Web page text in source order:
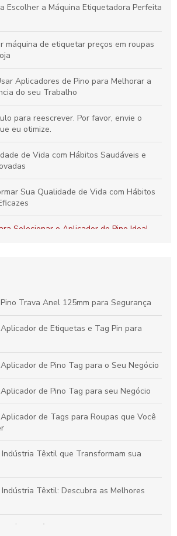
Escolher a Máquina Etiquetadora Perfeita
máquina de etiquetar preços em roupas
Aplicadores de Pino para Melhorar a
do seu Trabalho
para reescrever. Por favor, envie o
eu otimize.
de Vida com Hábitos Saudáveis e
Sua Qualidade de Vida com Hábitos
Selecionar o Aplicador de Pino Ideal
a Apresentação no Varejo
Têxtil: Como Aumentar a
de Etiquetas e Tag Pin para Otimizar
Trava Anel 125mm para Segurança
de Etiquetas e Tag Pin para
de Pino Tag para o Seu Negócio
de Pino Tag para seu Negócio
de Tags para Roupas que Você
Têxtil que Transformam sua
Têxtil: Descubra as Melhores
Indústria Têxtil: Essenciais e Inovadores